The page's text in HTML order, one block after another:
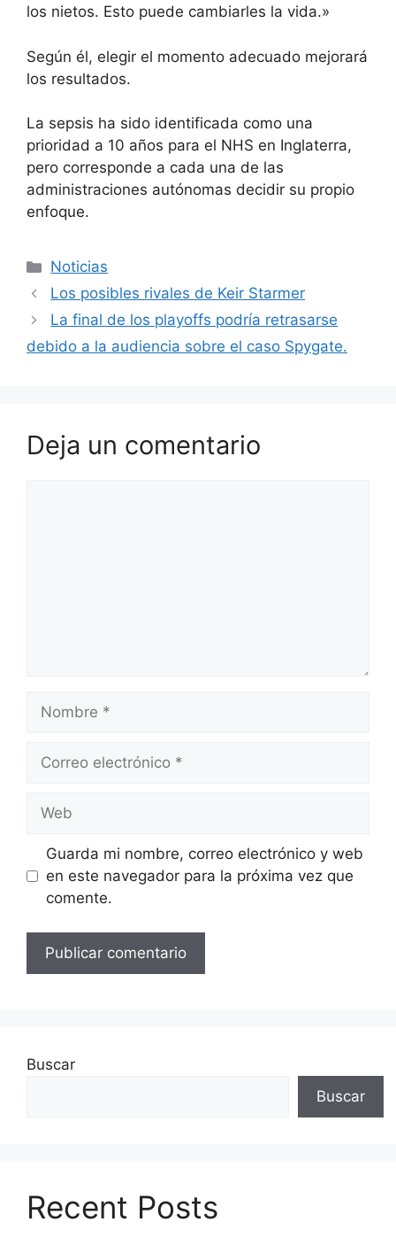
los nietos. Esto puede cambiarles la vida.»
Según él, elegir el momento adecuado mejorará
los resultados.
La sepsis ha sido identificada como una
prioridad a 10 años para el NHS en Inglaterra,
pero corresponde a cada una de las
administraciones autónomas decidir su propio
enfoque.
Categorías
Noticias
Los posibles rivales de Keir Starmer
La final de los playoffs podría retrasarse
debido a la audiencia sobre el caso Spygate.
Deja un comentario
Nombre
Correo
Web
Guarda mi nombre, correo electrónico y web
en este navegador para la próxima vez que
comente.
Buscar
Buscar
Recent Posts